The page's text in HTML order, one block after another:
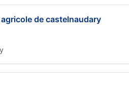
de castelnaudary